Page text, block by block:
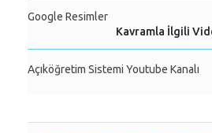
Google Resimler
Kavramla İlgili
Açıköğretim Sistemi Youtube Kanalı